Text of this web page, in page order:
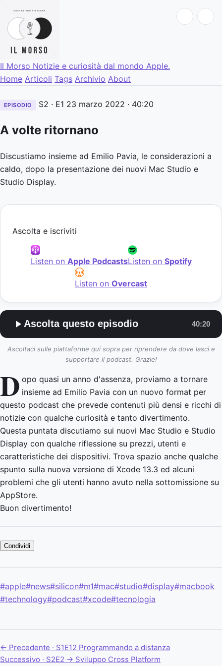
Il Morso Notizie e curiosità dal mondo Apple.
Home Articoli Tags Archivio About
EPISODIO S2 · E1 23 marzo 2022 · 40:20
A volte ritornano
Discustiamo insieme ad Emilio Pavia, le considerazioni a
caldo, dopo la presentazione dei nuovi Mac Studio e
Studio Display.
Ascolta e iscriviti
Listen on Apple PodcastsListen on Spotify
Listen on Overcast
Ascolta questo episodio 40:20
Ascoltaci sulle piattaforme qui sopra per riprendere da dove lasci e
supportare il podcast. Grazie!
D opo quasi un anno d'assenza, proviamo a tornare
insieme ad Emilio Pavia con un nuovo format per
questo podcast che prevede contenuti più densi e ricchi di
notizie con qualche curiosità e tanto divertimento.
Questa puntata discutiamo sui nuovi Mac Studio e Studio
Display con qualche riflessione su prezzi, utenti e
caratteristiche dei dispositivi. Trova spazio anche qualche
spunto sulla nuova versione di Xcode 13.3 ed alcuni
problemi che gli utenti hanno avuto nella sottomissione su
AppStore.
Buon divertimento!
Condividi
#apple#news#silicon#m1#mac#studio#display#macbook
#technology#podcast#xcode#tecnologia
← Precedente · S1E12 Programmando a distanza
Successivo · S2E2 → Sviluppo Cross Platform